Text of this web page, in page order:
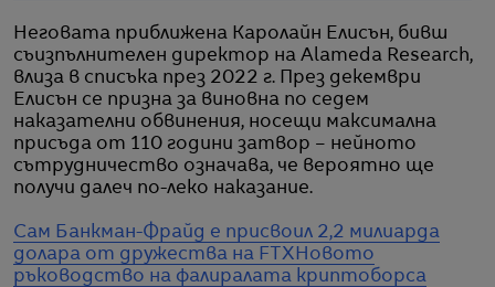
Неговата приближена Каролайн Елисън, бивш
съизпълнителен директор на Alameda Research,
влиза в списъка през 2022 г. През декември
Елисън се призна за виновна по седем
наказателни обвинения, носещи максимална
присъда от 110 години затвор – нейното
сътрудничество означава, че вероятно ще
получи далеч по-леко наказание.
Сам Банкман-Фрайд е присвоил 2,2 милиарда
долара от дружества на FTX Новото
ръководство на фалиралата криптоборса